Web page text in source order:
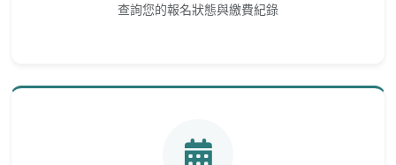
查詢您的報名狀態與繳費紀錄